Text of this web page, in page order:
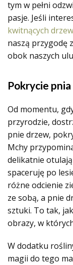
tym w pełni
pasje. Jeśli
kwitnących
naszą przygodę
obok naszych
Pokrycie
Od momentu,
przyrodzie,
pnie drzew,
Mchy
delikatnie
spaceruję po
różne odcienie
ze sobą, a pnie
sztuki. To tak,
obrazy, w
W dodatku
magii do tego